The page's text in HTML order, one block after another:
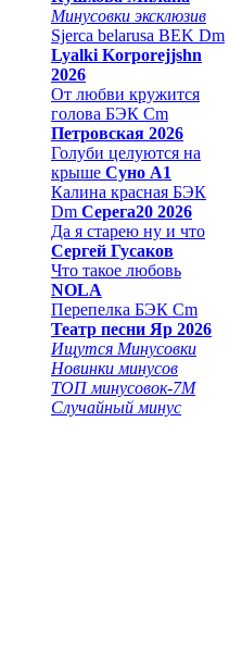
Минусовки эксклюзив
Sjerca belarusa BEK Dm
Lyalki Korporejjshn
2026
От любви кружится
голова БЭК Cm
Петровская 2026
Голуби целуются на
крыше Суно А1
Калина красная БЭК
Dm Серега20 2026
Да я старею ну и что
Сергей Гусаков
Что такое любовь
NOLA
Перепелка БЭК Cm
Театр песни Яр 2026
Ищутся Минусовки
Новинки минусов
ТОП минусовок-7M
Случайный минус